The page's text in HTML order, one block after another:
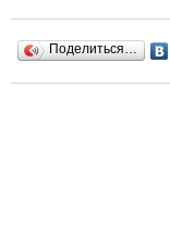
Поделиться…